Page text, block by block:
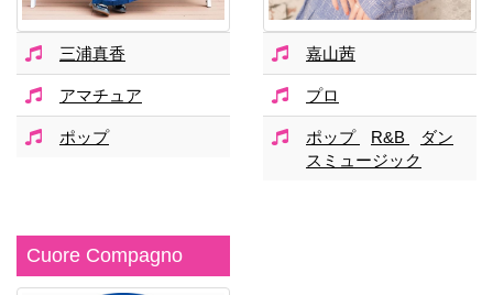
三浦真香
アマチュア
ポップ
嘉山茜
プロ
ポップ R&B
ダン
スミュージック
Cuore Compagno